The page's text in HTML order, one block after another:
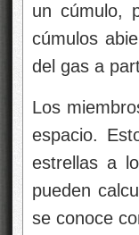
un cúmulo,
cúmulos
del gas a
Los
espacio.
estrellas a
pueden
se conoce